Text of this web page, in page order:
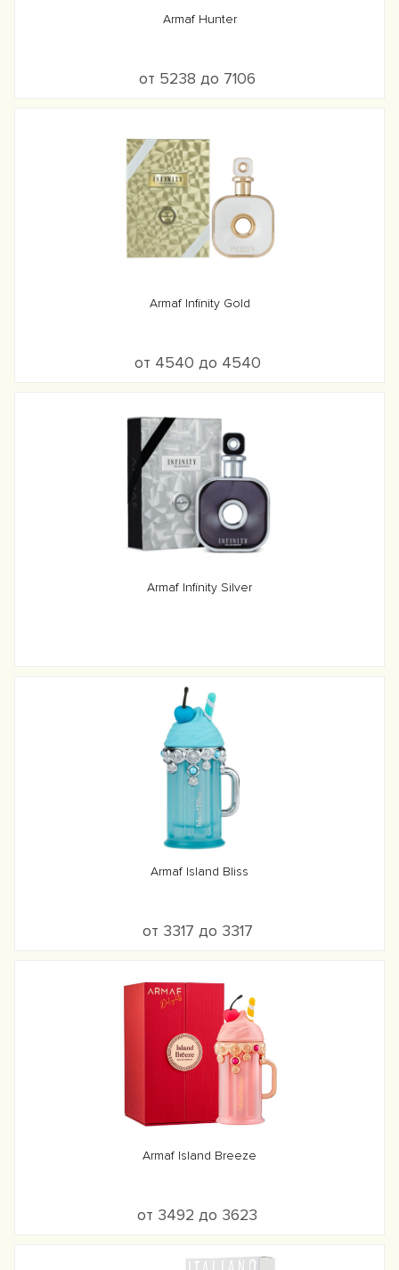
Armaf Hunter
от 5238 до 7106
Armaf Infinity Gold
от 4540 до 4540
Armaf Infinity Silver
Armaf Island Bliss
от 3317 до 3317
Armaf Island Breeze
от 3492 до 3623